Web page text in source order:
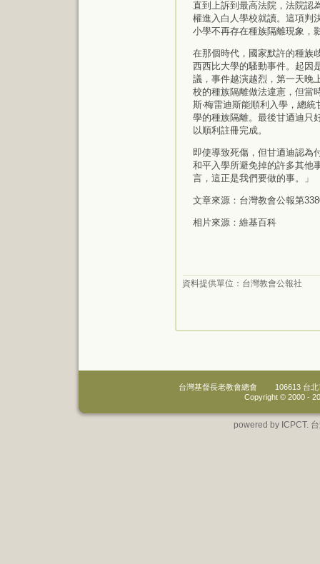
直到上訴到最高法院，法院認
權進入白人學校就讀。這項判
小學不再存在種族隔離現象，
在那個時代，國家默許的種族
西西比大學的騷動事件。起因
議，事件越演越烈，第一天晚
校的種族隔離做法違憲，但當
斯‧梅雷迪斯能順利入學，總
學的種族隔離。最後甘迺迪只
以順利註冊完成。
即使導致死傷，但甘迺迪認為
和平入學所避免掉的許多其他
言，這正是我們要做的事。」
文章來源：台灣教會公報第
相片來源：維基百科
資料提供單位： 台灣教會公報社
台灣基督長老教會總會
106613 台
Copyright © 2000 -
powered by ICPCT.